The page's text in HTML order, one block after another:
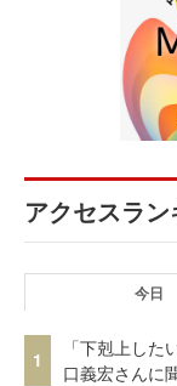
アクセスラ
今日
1
「下剋上し
口義宏さんに